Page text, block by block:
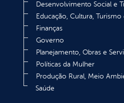
Desenvolvimento Social e
Educação, Cultura, Turismo
Finanças
Governo
Planejamento, Obras e
Políticas da Mulher
Produção Rural, Meio
Saúde